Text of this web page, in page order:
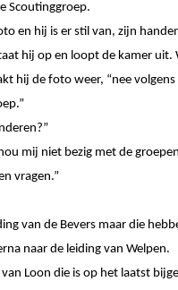
Scoutinggroep.
en hij is er stil van, zijn
hij op en loopt de kamer uit.
hij de foto weer, “nee volgens
mij niet bezig met de
vragen.”
van de Bevers maar die
naar de leiding van Welpen.
van Loon die is op het laatst